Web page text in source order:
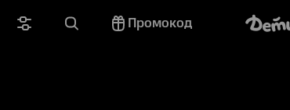
Промокод